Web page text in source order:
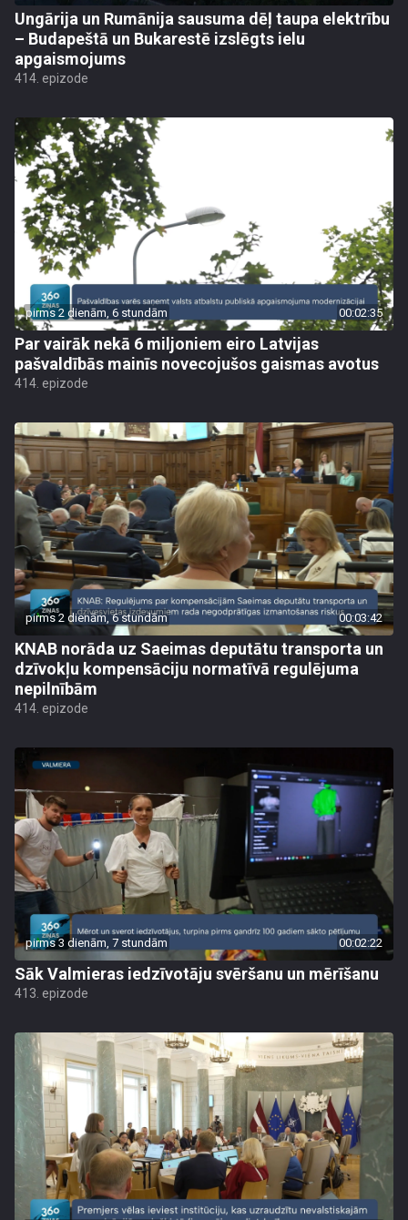
Ungārija un Rumānija sausuma dēļ taupa elektrību
– Budapeštā un Bukarestē izslēgts ielu
apgaismojums
414. epizode
pirms 2 dienām, 6 stundām 00:02:35
Par vairāk nekā 6 miljoniem eiro Latvijas
pašvaldībās mainīs novecojušos gaismas avotus
414. epizode
pirms 2 dienām, 6 stundām 00:03:42
KNAB norāda uz Saeimas deputātu transporta un
dzīvokļu kompensāciju normatīvā regulējuma
nepilnībām
414. epizode
pirms 3 dienām, 7 stundām 00:02:22
Sāk Valmieras iedzīvotāju svēršanu un mērīšanu
413. epizode